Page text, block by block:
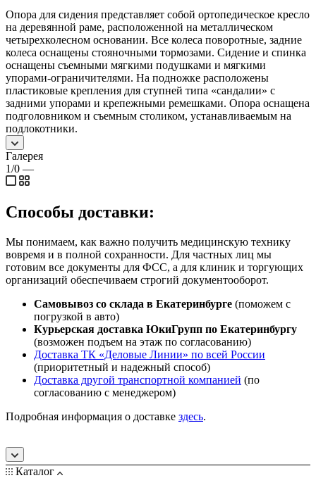
Опора для сидения представляет собой ортопедическое кресло
на деревянной раме, расположенной на металлическом
четырехколесном основании. Все колеса поворотные, задние
колеса оснащены стояночными тормозами. Сидение и спинка
оснащены съемными мягкими подушками и мягкими
упорами-ограничителями. На подножке расположены
пластиковые крепления для ступней типа «сандалии» с
задними упорами и крепежными ремешками. Опора оснащена
подголовником и съемным столиком, устанавливаемым на
подлокотники.
Галерея
1/0 —
Способы доставки:
Мы понимаем, как важно получить медицинскую технику
вовремя и в полной сохранности. Для частных лиц мы
готовим все документы для ФСС, а для клиник и торгующих
организаций обеспечиваем строгий документооборот.
Самовывоз со склада в Екатеринбурге (поможем с
погрузкой в авто)
Курьерская доставка ЮкиГрупп по Екатеринбургу
(возможен подъем на этаж по согласованию)
Доставка ТК «Деловые Линии» по всей России
(приоритетный и надежный способ)
Доставка другой транспортной компанией (по
согласованию с менеджером)
Подробная информация о доставке здесь.
Каталог